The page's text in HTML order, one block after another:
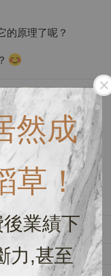
然成
草！
業績下
力,甚至
的原理了呢？